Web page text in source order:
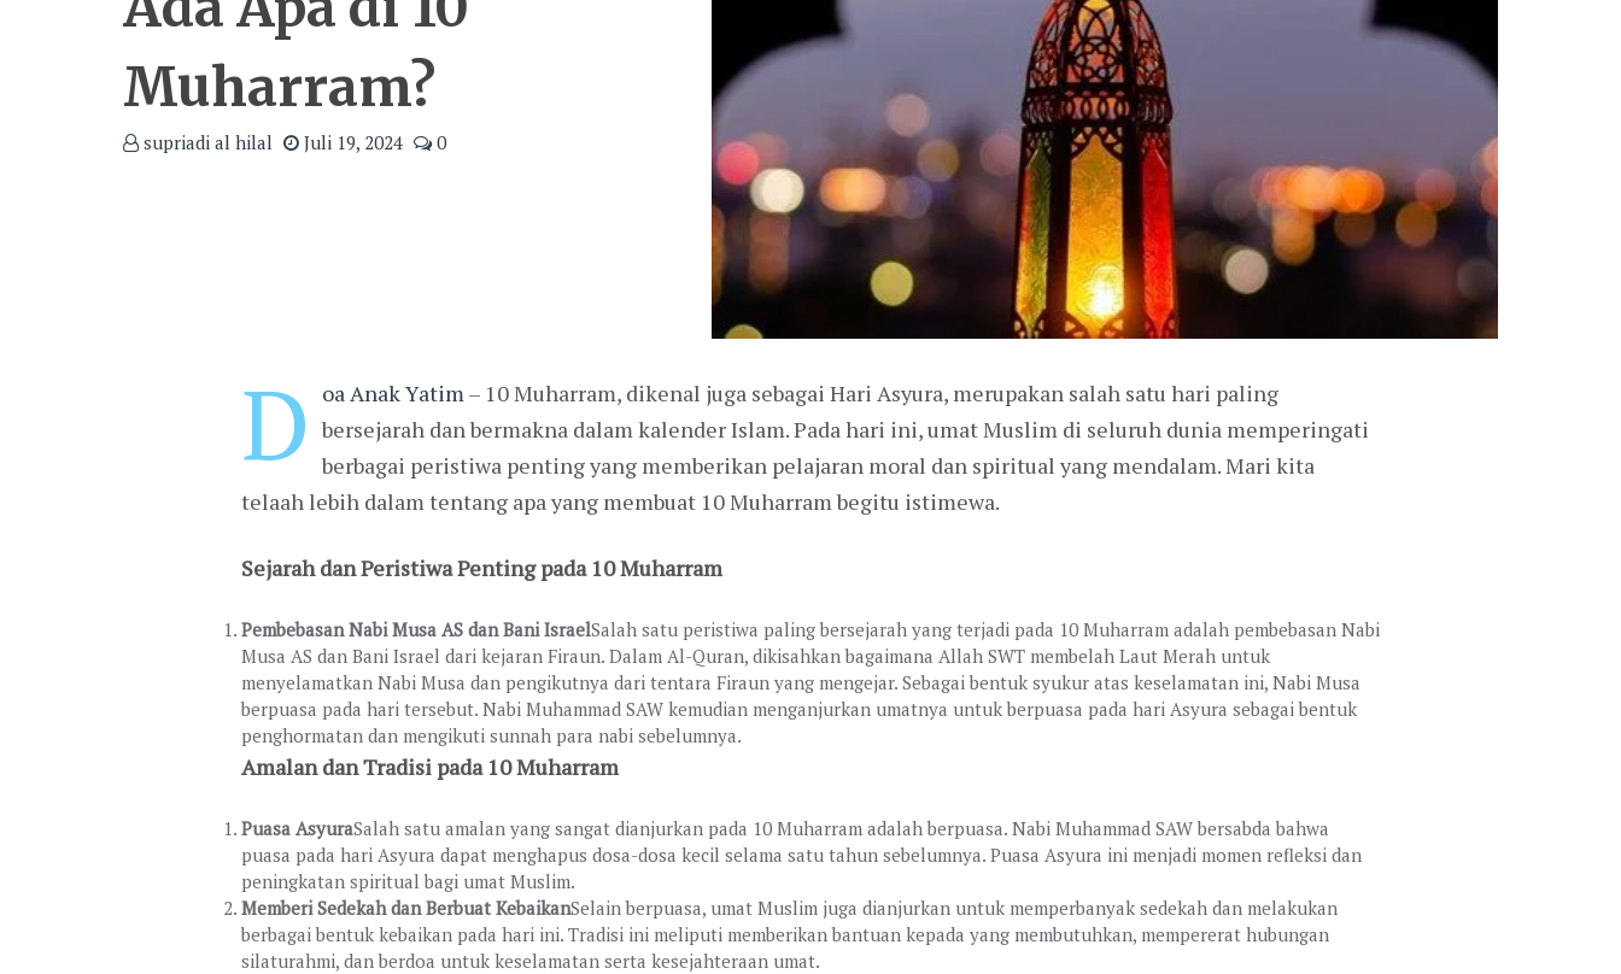
Muharram?
supriadi al hilal Juli 19, 2024 0
D oa Anak Yatim – 10 Muharram, dikenal juga sebagai Hari Asyura, merupakan salah satu hari paling
bersejarah dan bermakna dalam kalender Islam. Pada hari ini, umat Muslim di seluruh dunia memperingati
berbagai peristiwa penting yang memberikan pelajaran moral dan spiritual yang mendalam. Mari kita
telaah lebih dalam tentang apa yang membuat 10 Muharram begitu istimewa.
Sejarah dan Peristiwa Penting pada 10 Muharram
Pembebasan Nabi Musa AS dan Bani IsraelSalah satu peristiwa paling bersejarah yang terjadi pada 10 Muharram adalah pembebasan Nabi
Musa AS dan Bani Israel dari kejaran Firaun. Dalam Al-Quran, dikisahkan bagaimana Allah SWT membelah Laut Merah untuk
menyelamatkan Nabi Musa dan pengikutnya dari tentara Firaun yang mengejar. Sebagai bentuk syukur atas keselamatan ini, Nabi Musa
berpuasa pada hari tersebut. Nabi Muhammad SAW kemudian menganjurkan umatnya untuk berpuasa pada hari Asyura sebagai bentuk
penghormatan dan mengikuti sunnah para nabi sebelumnya.
Amalan dan Tradisi pada 10 Muharram
Puasa AsyuraSalah satu amalan yang sangat dianjurkan pada 10 Muharram adalah berpuasa. Nabi Muhammad SAW bersabda bahwa
puasa pada hari Asyura dapat menghapus dosa-dosa kecil selama satu tahun sebelumnya. Puasa Asyura ini menjadi momen refleksi dan
peningkatan spiritual bagi umat Muslim.
Memberi Sedekah dan Berbuat KebaikanSelain berpuasa, umat Muslim juga dianjurkan untuk memperbanyak sedekah dan melakukan
berbagai bentuk kebaikan pada hari ini. Tradisi ini meliputi memberikan bantuan kepada yang membutuhkan, mempererat hubungan
silaturahmi, dan berdoa untuk keselamatan serta kesejahteraan umat.